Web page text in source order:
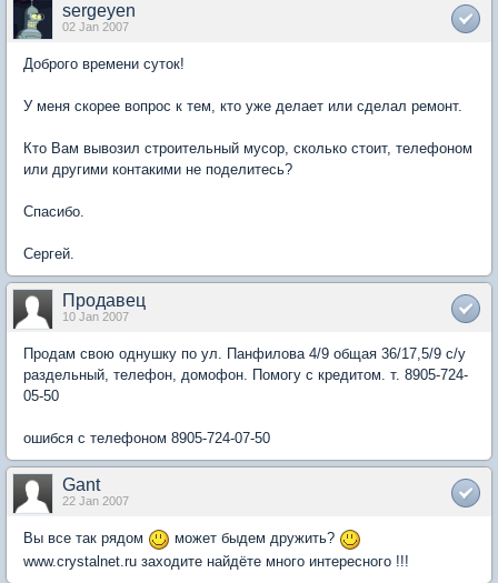
sergeyen
02 Jan 2007
Доброго времени суток!
У меня скорее вопрос к тем, кто уже делает или сделал ремонт.
Кто Вам вывозил строительный мусор, сколько стоит, телефоном
или другими контакими не поделитесь?
Спасибо.
Сергей.
Продавец
10 Jan 2007
Продам свою однушку по ул. Панфилова 4/9 общая 36/17,5/9 с/у
раздельный, телефон, домофон. Помогу с кредитом. т. 8905-724-
05-50
ошибся с телефоном 8905-724-07-50
Gant
22 Jan 2007
Вы все так рядом
может быдем дружить?
www.crystalnet.ru заходите найдёте много интересного !!!